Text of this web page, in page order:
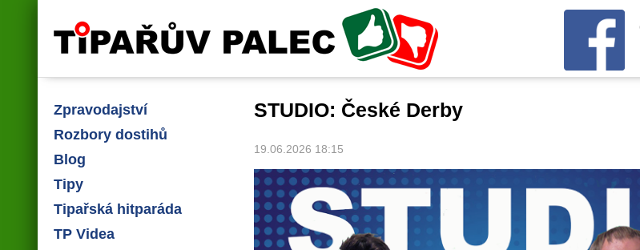
Tipařův palec
Zpravodajství
Rozbory dostihů
Blog
Tipy
Tipařská hitparáda
TP Videa
STUDIO: České Derby
19.06.2026 18:15